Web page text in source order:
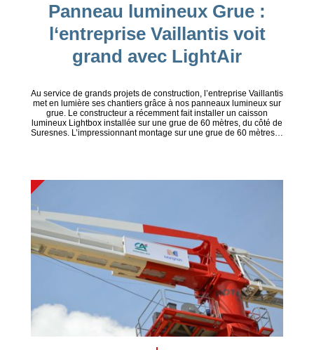
Panneau lumineux Grue :
l‘entreprise Vaillantis voit
grand avec LightAir
Au service de grands projets de construction, l’entreprise Vaillantis
met en lumière ses chantiers grâce à nos panneaux lumineux sur
grue. Le constructeur a récemment fait installer un caisson
lumineux Lightbox installée sur une grue de 60 mètres, du côté de
Suresnes. L’impressionnant montage sur une grue de 60 mètres…